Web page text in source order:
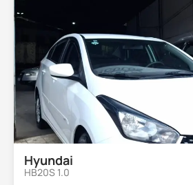
Hyundai
HB20S 1.0